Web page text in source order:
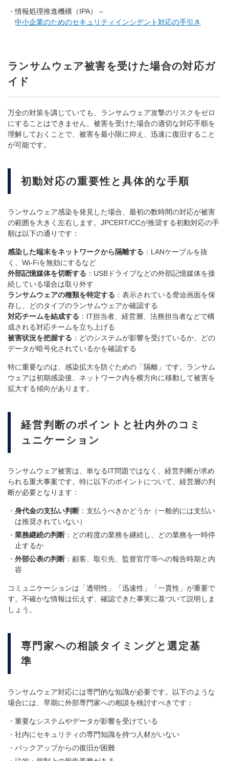
情報処理推進機構（IPA） –
中小企業のためのセキュリティインシデント対応の手引き
ランサムウェア被害を受けた場合の対応ガ
イド
万全の対策を講じていても、ランサムウェア攻撃のリスクをゼロ
にすることはできません。被害を受けた場合の適切な対応手順を
理解しておくことで、被害を最小限に抑え、迅速に復旧すること
が可能です。
初動対応の重要性と具体的な手順
ランサムウェア感染を発見した場合、最初の数時間の対応が被害
の範囲を大きく左右します。JPCERT/CCが推奨する初動対応の手
順は以下の通りです：
感染した端末をネットワークから隔離する ：LANケーブルを抜
く、Wi-Fiを無効にするなど
外部記憶媒体を切断する ：USBドライブなどの外部記憶媒体を接
続している場合は取り外す
ランサムウェアの種類を特定する ：表示されている脅迫画面を保
存し、どのタイプのランサムウェアか確認する
対応チームを結成する ：IT担当者、経営層、法務担当者などで構
成される対応チームを立ち上げる
被害状況を把握する ：どのシステムが影響を受けているか、どの
データが暗号化されているかを確認する
特に重要なのは、感染拡大を防ぐための「隔離」です。ランサム
ウェアは初期感染後、ネットワーク内を横方向に移動して被害を
拡大する傾向があります。
経営判断のポイントと社内外のコミ
ュニケーション
ランサムウェア被害は、単なるIT問題ではなく、経営判断が求め
られる重大事案です。特に以下のポイントについて、経営層の判
断が必要となります：
身代金の支払い判断 ：支払うべきかどうか（一般的には支払い
は推奨されていない）
業務継続の判断 ：どの程度の業務を継続し、どの業務を一時停
止するか
外部公表の判断 ：顧客、取引先、監督官庁等への報告時期と内
容
コミュニケーションは「透明性」「迅速性」「一貫性」が重要で
す。不確かな情報は伝えず、確認できた事実に基づいて説明しま
しょう。
専門家への相談タイミングと選定基
準
ランサムウェア対応には専門的な知識が必要です。以下のような
場合には、早期に外部専門家への相談を検討すべきです：
重要なシステムやデータが影響を受けている
社内にセキュリティの専門知識を持つ人材がいない
バックアップからの復旧が困難